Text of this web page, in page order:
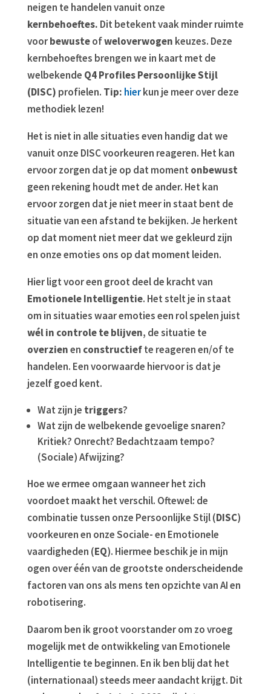
neigen te handelen vanuit onze
kernbehoeftes. Dit betekent vaak minder ruimte
voorbewusteofweloverwogen keuzes. Deze
kernbehoeftes brengen we in kaart met de
welbekende Q4 Profiles Persoonlijke Stijl
(DISC) profielen. Tip: hierkun je meer over deze
methodiek lezen!
Het is niet in alle situaties even handig dat we
vanuit onze DISC voorkeuren reageren. Het kan
ervoor zorgen dat je op dat moment onbewust
geen rekening houdt met de ander. Het kan
ervoor zorgen dat je niet meer in staat bent de
situatie van een afstand te bekijken. Je herkent
op dat moment niet meer dat we gekleurd zijn
en onze emoties ons op dat moment leiden.
Hier ligt voor een groot deel de kracht van
Emotionele Intelligentie. Het stelt je in staat
om in situaties waar emoties een rol spelen juist
wél in controle te blijven, de situatie te
overzienen constructiefte reageren en/of te
handelen. Een voorwaarde hiervoor is dat je
jezelf goed kent.
Wat zijn je triggers?
Wat zijn de welbekende gevoelige snaren?
Kritiek? Onrecht? Bedachtzaam tempo?
(Sociale) Afwijzing?
Hoe we ermee omgaan wanneer het zich
voordoet maakt het verschil. Oftewel: de
combinatie tussen onze Persoonlijke Stijl (DISC)
voorkeuren en onze Sociale- en Emotionele
vaardigheden (EQ). Hiermee beschik je in mijn
ogen over één van de grootste onderscheidende
factoren van ons als mens ten opzichte van AI en
robotisering.
Daarom ben ik groot voorstander om zo vroeg
mogelijk met de ontwikkeling van Emotionele
Intelligentie te beginnen. En ik ben blij dat het
(internationaal) steeds meer aandacht krijgt. Dit